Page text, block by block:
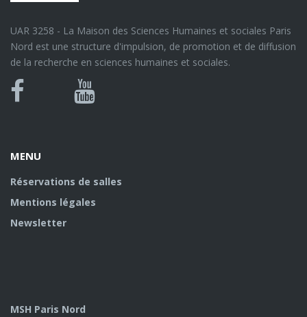
UAR 3258 - La Maison des Sciences Humaines et sociales Paris
Nord est une structure d'impulsion, de promotion et de diffusion
de la recherche en sciences humaines et sociales.
Bluesky
Canal
MENU
Réservations de salles
Mentions légales
Newsletter
MSH Paris Nord